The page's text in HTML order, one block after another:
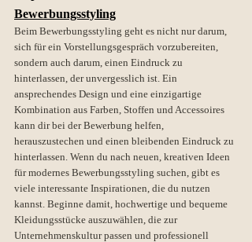
Bewerbungsstyling
Beim Bewerbungsstyling geht es nicht nur darum,
sich für ein Vorstellungsgespräch vorzubereiten,
sondern auch darum, einen Eindruck zu
hinterlassen, der unvergesslich ist. Ein
ansprechendes Design und eine einzigartige
Kombination aus Farben, Stoffen und Accessoires
kann dir bei der Bewerbung helfen,
herauszustechen und einen bleibenden Eindruck zu
hinterlassen. Wenn du nach neuen, kreativen Ideen
für modernes Bewerbungsstyling suchen, gibt es
viele interessante Inspirationen, die du nutzen
kannst. Beginne damit, hochwertige und bequeme
Kleidungsstücke auszuwählen, die zur
Unternehmenskultur passen und professionell